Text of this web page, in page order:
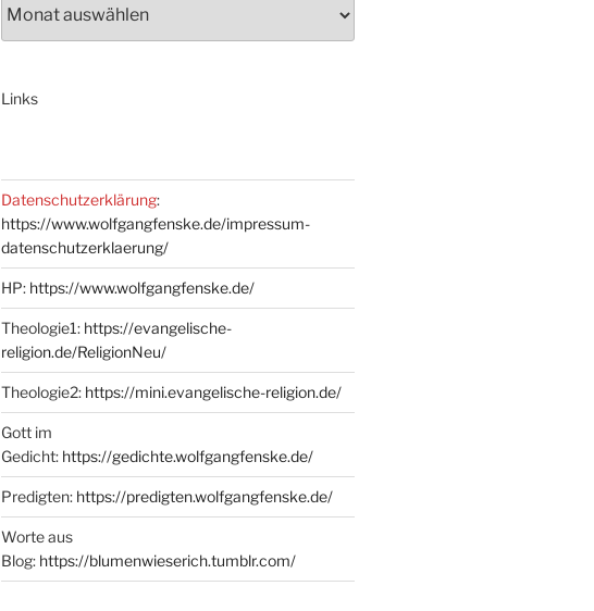
Links
Datenschutzerklärung:
https://www.wolfgangfenske.de/impressum-
datenschutzerklaerung/
HP: https://www.wolfgangfenske.de/
Theologie1: https://evangelische-
religion.de/ReligionNeu/
Theologie2: https://mini.evangelische-religion.de/
Gott im
Gedicht: https://gedichte.wolfgangfenske.de/
Predigten: https://predigten.wolfgangfenske.de/
Worte aus
Blog: https://blumenwieserich.tumblr.com/